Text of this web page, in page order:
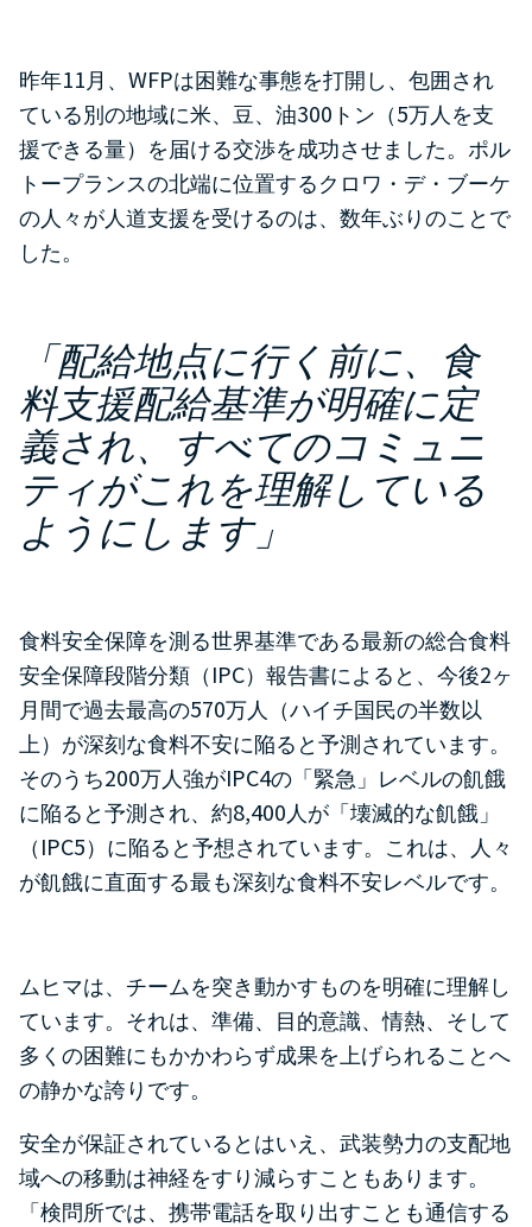
昨年11 月、 WFPは困難な事態を打開し、包囲され
ている別の地域に米、豆、油300 トン（ 5万人を支
援できる量）を届ける交渉を成功させました。ポル
トープランスの北端に位置するクロワ・デ・ブーケ
の人々が人道支援を受けるのは、数年ぶりのことで
した。
「配給地点に行く前に、食
料支援配給基準が明確に定
義され、すべてのコミュニ
ティがこれを理解している
ようにします」
食料安全保障を測る世界基準である最新の総合食料
安全保障段階分類（ IPC）報告書によると、今後2ヶ
月間で過去最高の570万人（ハイチ国民の半数以
上）が深刻な食料不安に陥ると予測されています。
そのうち200万人強がIPC4の「緊急」レベルの飢餓
に陥ると予測され、約8,400 人が「壊滅的な飢餓」
（ IPC5 ）に陥ると予想されています。これは、人々
が飢餓に直面する最も深刻な食料不安レベルです。
ムヒマは、チームを突き動かすものを明確に理解し
ています。それは、準備、目的意識、情熱、そして
多くの困難にもかかわらず成果を上げられることへ
の静かな誇りです。
安全が保証されているとはいえ、武装勢力の支配地
域への移動は神経をすり減らすこともあります。
「検問所では、携帯電話を取り出すことも通信する